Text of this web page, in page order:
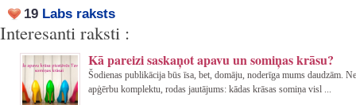
19 Labs raksts
Interesanti raksti :
Kā pareizi saskaņot apavu un somiņas krāsu?
Šodienas publikācija būs īsa, bet, domāju, noderīga mums daudzām.
apģērbu komplektu, rodas jautājums: kādas krāsas somiņa visl ...